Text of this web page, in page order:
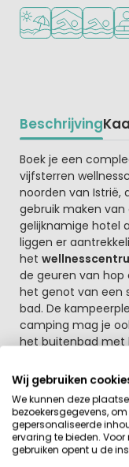
Ligt bij strand en
Overdekt
Beschrijving
Boek je een
vijfsterren
noorden van Istrië,
gebruik maken
gelijknamige hotel
liggen er
het
de geuren van hop
het genot van een
bad. De
camping mag je
het buitenbad met
sauna's. (enkel
camping is zeer
in de winter. Verder
Een verwarmd
Dit vakantieresort
verwarmd
Wij gebruiken
We kunnen deze
bezoekersgegevens,
gepersonaliseerde
ervaring te bieden.
gebruiken opent u de